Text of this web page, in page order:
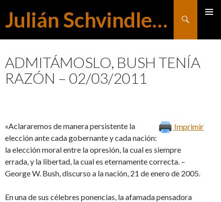
Julián Schvindlerman
Buscar
AL
ADMITÁMOSLO, BUSH TENÍA
RAZÓN – 02/03/2011
Imprimir
«Aclararemos de manera persistente la
elección ante cada gobernante y cada nación:
la elección moral entre la opresión, la cual es siempre
errada, y la libertad, la cual es eternamente correcta. –
George W. Bush, discurso a la nación, 21 de enero de 2005.
En una de sus célebres ponencias, la afamada pensadora